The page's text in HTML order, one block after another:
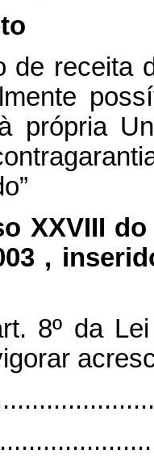
de receita
própria
XXVIII do
,
8º da